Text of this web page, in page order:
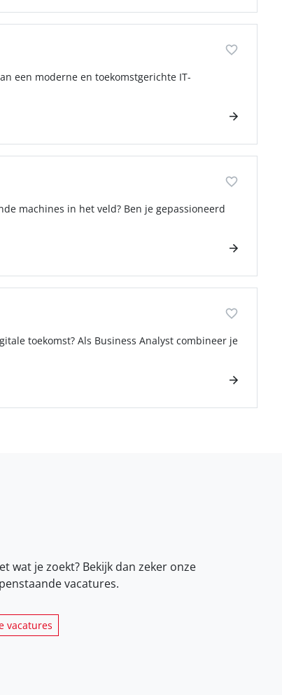
een moderne en toekomstgerichte IT-
machines in het veld? Ben je gepassioneerd
toekomst? Als Business Analyst combineer je
wat je zoekt? Bekijk dan zeker onze
vacatures.
vacatures